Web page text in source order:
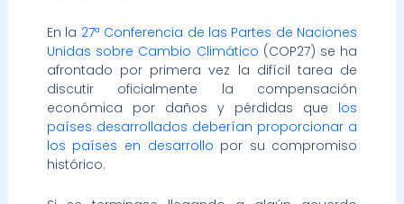
En la 27ª Conferencia de las Partes de Naciones
Unidas sobre Cambio Climático (COP27) se ha
afrontado por primera vez la difícil tarea de
discutir oficialmente la compensación
económica por daños y pérdidas que los
países desarrollados deberían proporcionar a
los países en desarrollo por su compromiso
histórico.